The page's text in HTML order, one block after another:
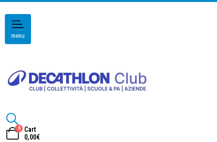
menu
0
Cart
0,00€